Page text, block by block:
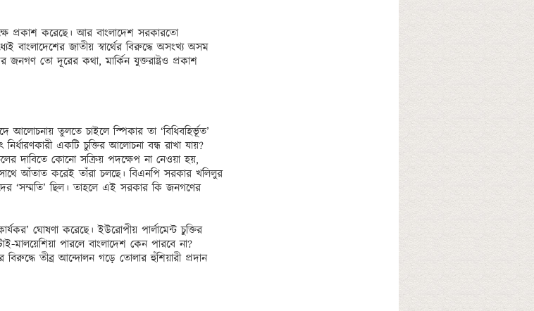
প্রকাশ করেছে। আর বাংলাদেশ সরকারতো
বাংলাদেশের জাতীয় স্বার্থের বিরুদ্ধে অসংখ্য অসম
জনগণ তো দূরের কথা, মার্কিন যুক্তরাষ্ট্রও প্রকাশ
আলোচনায় তুলতে চাইলে স্পিকার তা ‘বিধিবহির্ভূত’
একটি চুক্তির আলোচনা বন্ধ রাখা যায়?
দাবিতে কোনো সক্রিয় পদক্ষেপ না নেওয়া হয়,
সাথে আঁতাত করেই তাঁরা চলছে। বিএনপি সরকার খলিলুর
‘সম্মতি’ ছিল। তাহলে এই সরকার কি জনগণের
ঘোষণা করেছে। ইউরোপীয় পার্লামেন্ট চুক্তির
মালয়েশিয়া পারলে বাংলাদেশ কেন পারবে না?
বিরুদ্ধে তীব্র আন্দোলন গড়ে তোলার হুঁশিয়ারী প্রদান